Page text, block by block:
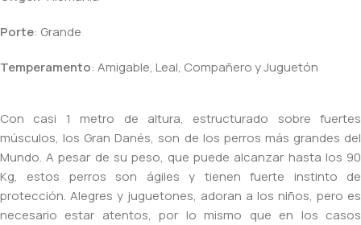
Porte: Grande
Temperamento: Amigable, Leal, Compañero y Juguetón
Con casi 1 metro de altura, estructurado sobre fuertes
músculos, los Gran Danés, son de los perros más grandes del
Mundo. A pesar de su peso, que puede alcanzar hasta los 90
Kg, estos perros son ágiles y tienen fuerte instinto de
protección. Alegres y juguetones, adoran a los niños, pero es
necesario estar atentos, por lo mismo que en los casos